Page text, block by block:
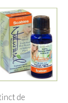
de